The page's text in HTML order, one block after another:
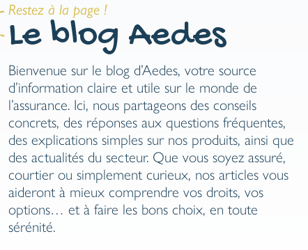
Restez à la page !
Le blog Aedes
Bienvenue sur le blog d’Aedes, votre source
d’information claire et utile sur le monde de
l’assurance. Ici, nous partageons des conseils
concrets, des réponses aux questions fréquentes,
des explications simples sur nos produits, ainsi que
des actualités du secteur. Que vous soyez assuré,
courtier ou simplement curieux, nos articles vous
aideront à mieux comprendre vos droits, vos
options… et à faire les bons choix, en toute
sérénité.
VACANCES EN VOITURE – 10
CHOSES À CONTRÔLER AVANT
LE GRAND DÉPART
Avant le grand départ, un petit check-
up s’impose !